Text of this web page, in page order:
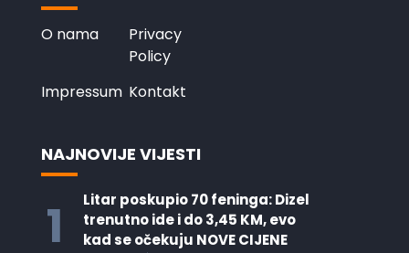
O nama
Privacy
Policy
Impressum Kontakt
NAJNOVIJE VIJESTI
1
Litar poskupio 70 feninga: Dizel
trenutno ide i do 3,45 KM, evo
kad se očekuju NOVE CIJENE